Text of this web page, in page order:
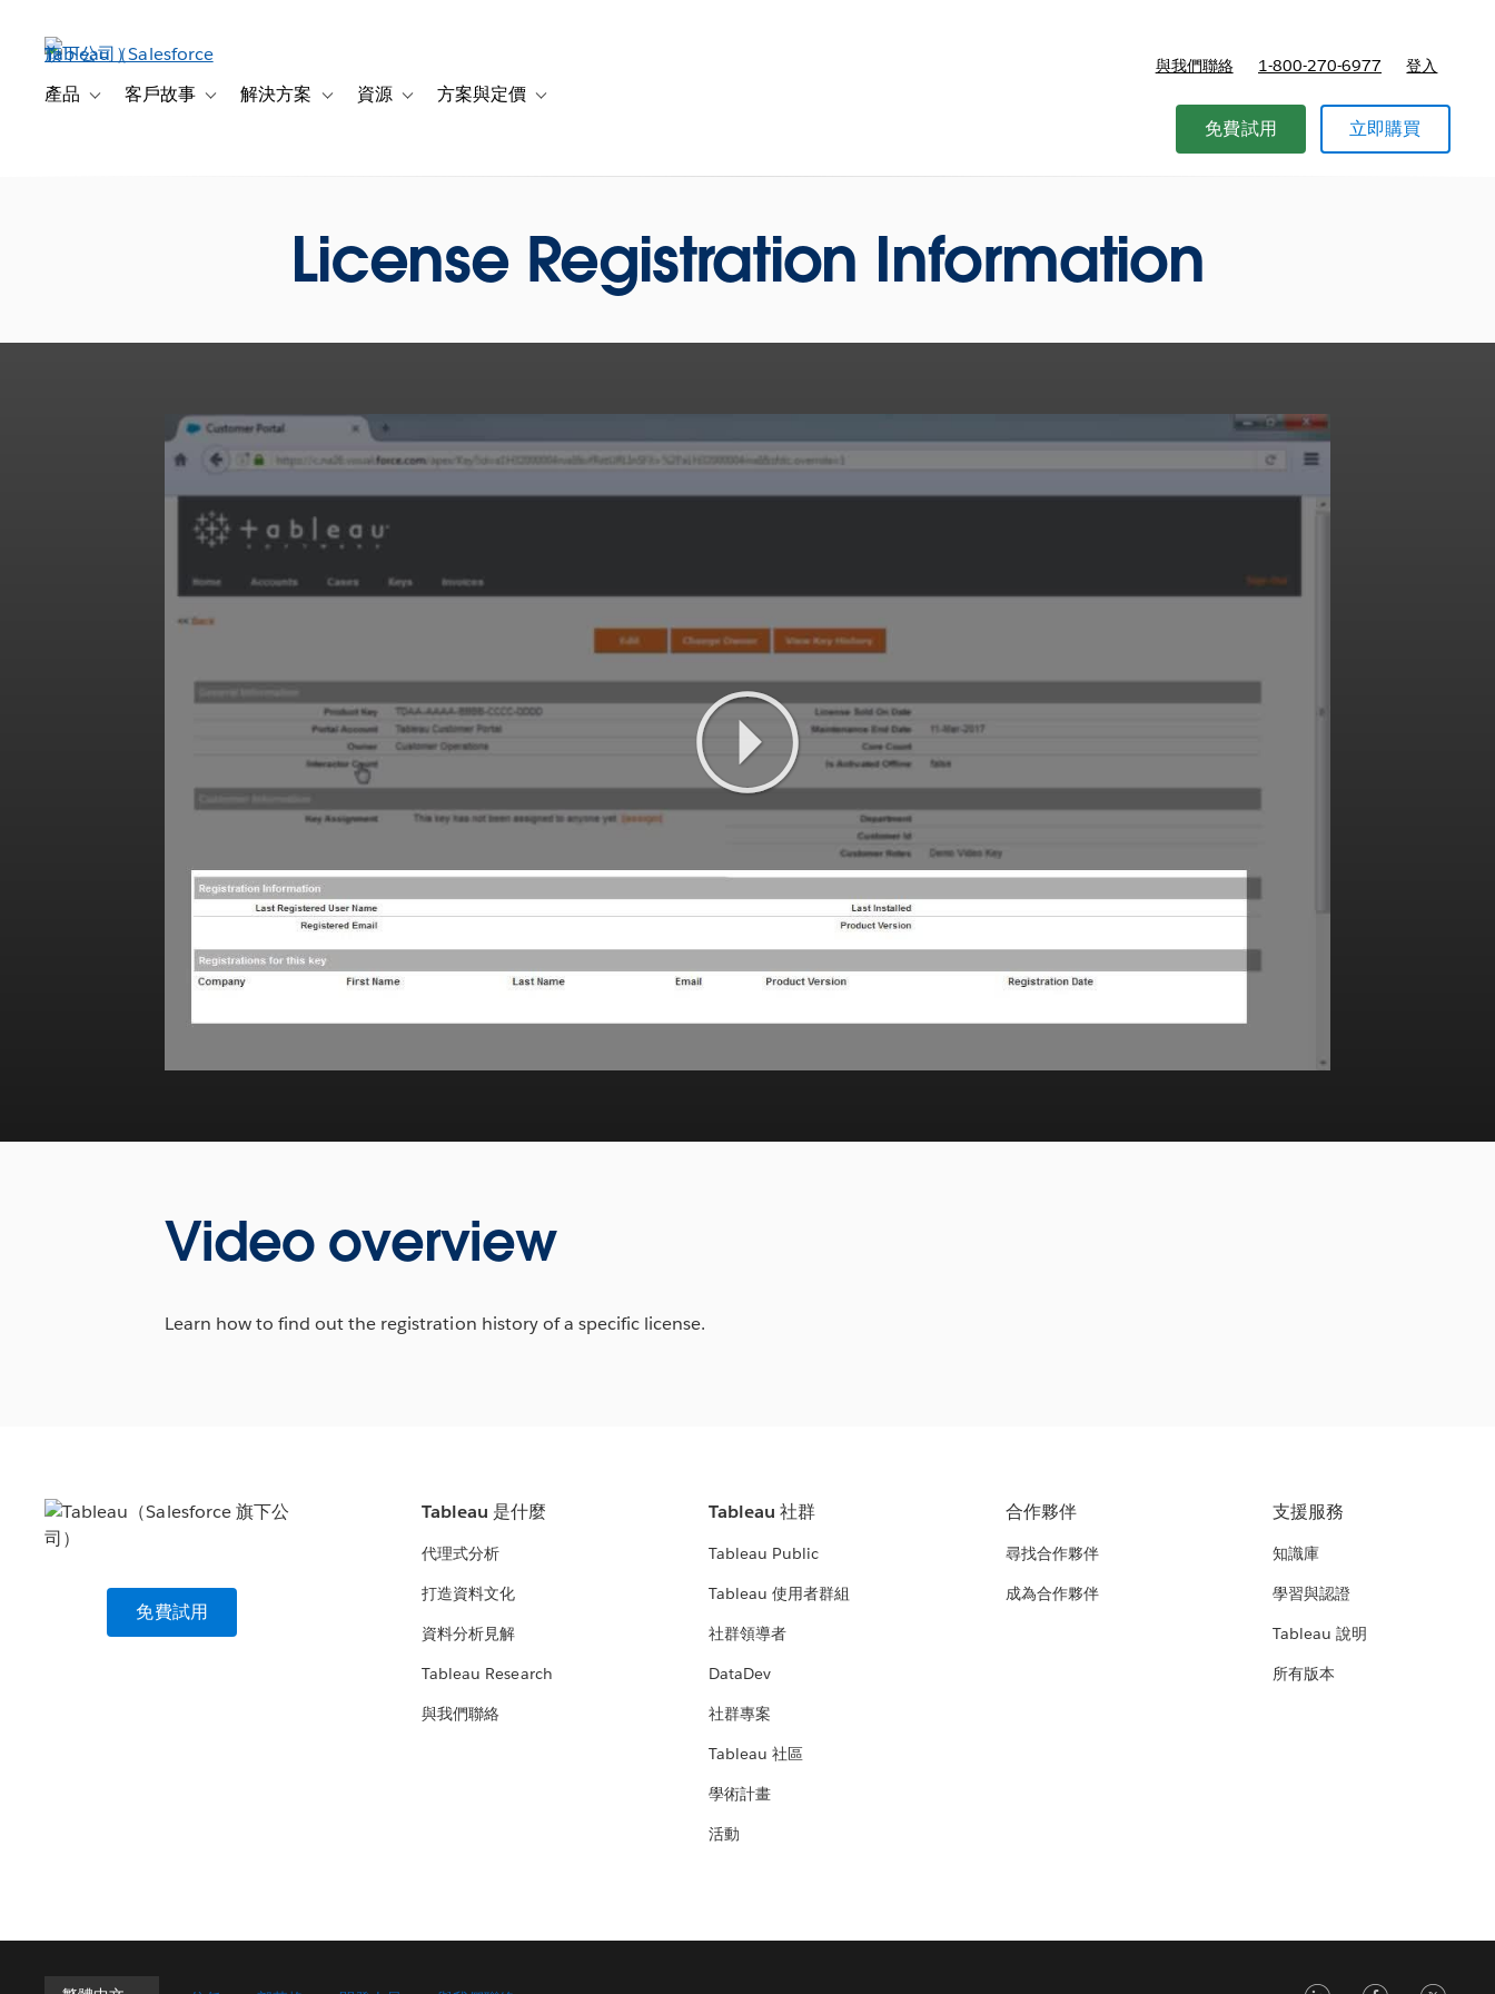
產品 Toggle sub-navigation for 產品
客戶故事 Toggle sub-navigation for 客戶故事
解決方案 Toggle sub-navigation for 解決方案
資源 Toggle sub-navigation for 資源
方案與定價 Toggle sub-navigation for 方案與定價
與我們聯絡 1-800-270-6977 登入
免費試用 立即購買
License Registration Information
Play
Video
Video overview
Learn how to find out the registration history of a specific license.
免費試用
Tableau 是什麼
代理式分析
打造資料文化
資料分析見解
Tableau Research
與我們聯絡
Tableau 社群
Tableau Public
Tableau 使用者群組
社群領導者
DataDev
社群專案
Tableau 社區
學術計畫
活動
合作夥伴
尋找合作夥伴
成為合作夥伴
支援服務
知識庫
學習與認證
Tableau 說明
所有版本